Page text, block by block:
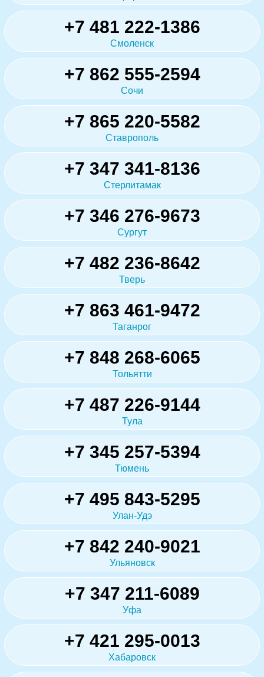
+7 481 222-1386
Смоленск
+7 862 555-2594
Сочи
+7 865 220-5582
Ставрополь
+7 347 341-8136
Стерлитамак
+7 346 276-9673
Сургут
+7 482 236-8642
Тверь
+7 863 461-9472
Таганрог
+7 848 268-6065
Тольятти
+7 487 226-9144
Тула
+7 345 257-5394
Тюмень
+7 495 843-5295
Улан-Удэ
+7 842 240-9021
Ульяновск
+7 347 211-6089
Уфа
+7 421 295-0013
Хабаровск